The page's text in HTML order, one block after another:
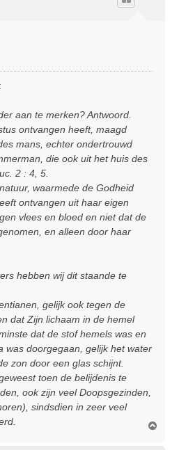
aan te merken? Antwoord.
ontvangen heeft, maagd
mans, echter ondertrouwd
die ook uit het huis des
2 : 4, 5.
waarmede de Godheid
ontvangen uit haar eigen
vlees en bloed en niet dat de
en alleen door haar
hebben wij dit staande te
gelijk ook tegen de
dat Zijn lichaam in de hemel
dat de stof hemels was en
was doorgegaan, gelijk het water
zon door een glas schijnt.
toen de belijdenis te
ook zijn veel Doopsgezinden,
sindsdien in zeer veel